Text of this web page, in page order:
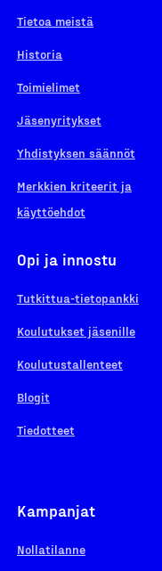
Tietoa meistä
Historia
Toimielimet
Jäsenyritykset
Yhdistyksen säännöt
Merkkien kriteerit ja
käyttöehdot
Opi ja innostu
Tutkittua-tietopankki
Koulutukset jäsenille
Koulutustallenteet
Blogit
Tiedotteet
Kampanjat
Nollatilanne